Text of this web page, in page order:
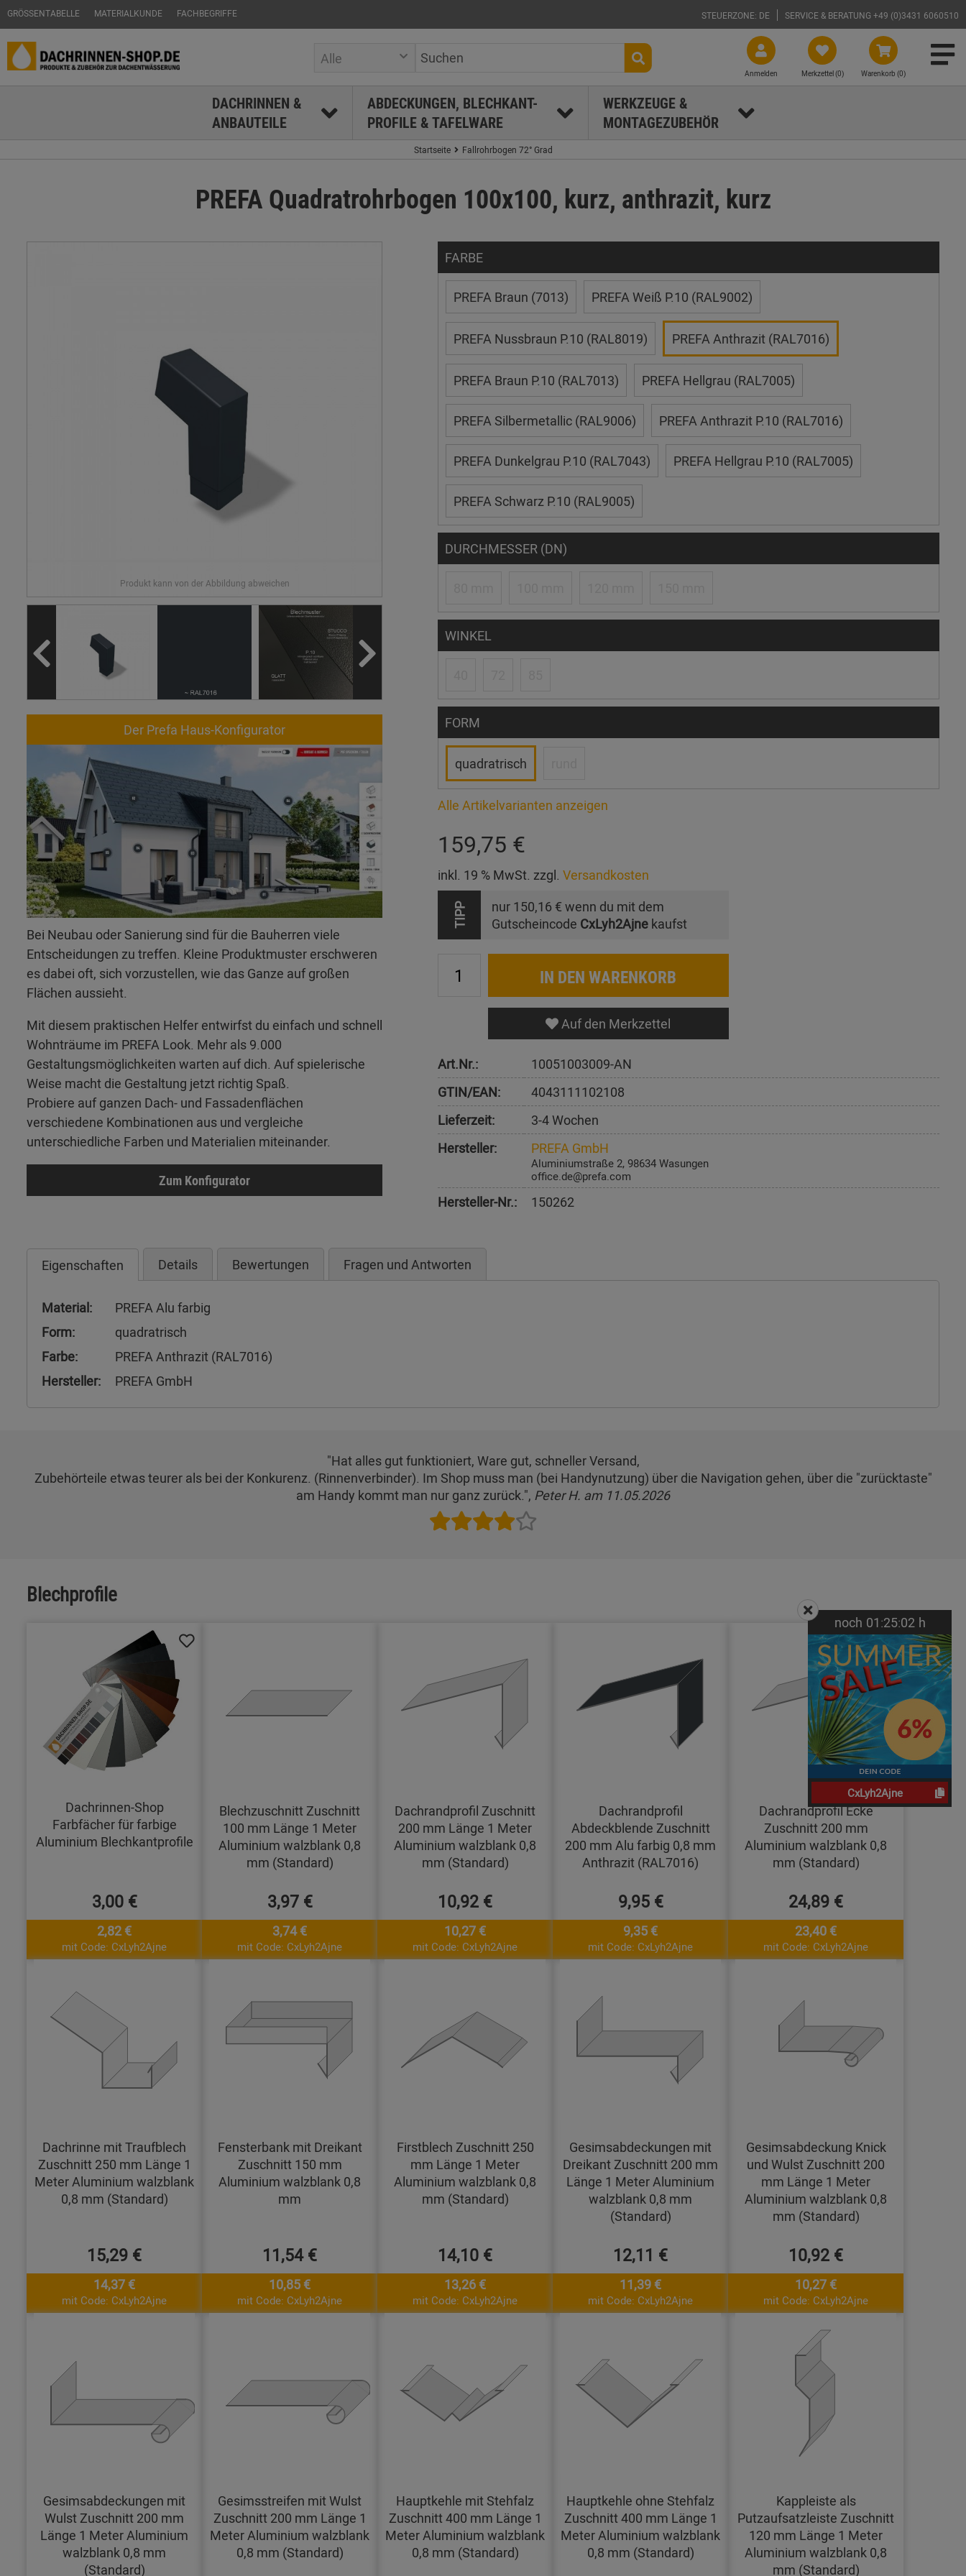
GRÖSSENTABELLE MATERIALKUNDE FACHBEGRIFFE STEUERZONE: DE SERVICE & BERATUNG +49 (0)3431 6060510
Warenkorb (0)
Merkzettel (0)
Anmelden
Alle
DACHRINNEN &
ANBAUTEILE
ABDECKUNGEN, BLECHKANT-
PROFILE & TAFELWARE
WERKZEUGE &
MONTAGEZUBEHÖR
Startseite Fallrohrbogen 72° Grad
PREFA Quadratrohrbogen 100x100, kurz, anthrazit, kurz
Der Prefa Haus-Konfigurator
Bei Neubau oder Sanierung sind für die Bauherren viele
Entscheidungen zu treffen. Kleine Produktmuster erschweren
es dabei oft, sich vorzustellen, wie das Ganze auf großen
Flächen aussieht.
Mit diesem praktischen Helfer entwirfst du einfach und schnell
Wohnträume im PREFA Look. Mehr als 9.000
Gestaltungsmöglichkeiten warten auf dich. Auf spielerische
Weise macht die Gestaltung jetzt richtig Spaß.
Probiere auf ganzen Dach- und Fassadenflächen
verschiedene Kombinationen aus und vergleiche
unterschiedliche Farben und Materialien miteinander.
Zum Konfigurator
FARBE
PREFA Braun (7013) PREFA Weiß P.10 (RAL9002)
PREFA Nussbraun P.10 (RAL8019) PREFA Anthrazit (RAL7016)
PREFA Braun P.10 (RAL7013) PREFA Hellgrau (RAL7005)
PREFA Silbermetallic (RAL9006) PREFA Anthrazit P.10 (RAL7016)
PREFA Dunkelgrau P.10 (RAL7043) PREFA Hellgrau P.10 (RAL7005)
PREFA Schwarz P.10 (RAL9005)
DURCHMESSER (DN)
WINKEL
FORM
quadratrisch
Alle Artikelvarianten anzeigen
159,75 €
inkl. 19 % MwSt. zzgl. Versandkosten
TIPP nur 150,16 € wenn du mit dem
Gutscheincode CxLyh2Ajnekaufst
IN DEN WARENKORB
Auf den Merkzettel
Art.Nr.:
10051003009-AN
GTIN/EAN:
4043111102108
Lieferzeit:
3-4 Wochen
Hersteller:
PREFA GmbH
Aluminiumstraße 2, 98634 Wasungen
office.de@prefa.com
Hersteller-Nr.: 150262
Eigenschaften Details Bewertungen Fragen und Antworten
Material:
PREFA Alu farbig
Form:
quadratrisch
Farbe:
PREFA Anthrazit (RAL7016)
Hersteller:
PREFA GmbH
"Hat alles gut funktioniert, Ware gut, schneller Versand,
Zubehörteile etwas teurer als bei der Konkurenz. (Rinnenverbinder). Im Shop muss man (bei Handynutzung) über die Navigation gehen, über die "zurücktaste"
am Handy kommt man nur ganz zurück.", Peter H. am 11.05.2026
Blechprofile
Dachrinnen-Shop
Farbfächer für farbige
Aluminium Blechkantprofile
3,00 €
2,82 €
mit Code: CxLyh2Ajne
Blechzuschnitt Zuschnitt
100 mm Länge 1 Meter
Aluminium walzblank 0,8
mm (Standard)
3,97 €
3,74 €
mit Code: CxLyh2Ajne
Dachrandprofil Zuschnitt
200 mm Länge 1 Meter
Aluminium walzblank 0,8
mm (Standard)
10,92 €
10,27 €
mit Code: CxLyh2Ajne
Dachrandprofil
Abdeckblende Zuschnitt
200 mm Alu farbig 0,8 mm
Anthrazit (RAL7016)
9,95 €
9,35 €
mit Code: CxLyh2Ajne
Dachrandprofil Ecke
Zuschnitt 200 mm
Aluminium walzblank 0,8
mm (Standard)
24,89 €
23,40 €
mit Code: CxLyh2Ajne
Dachrinne mit Traufblech
Zuschnitt 250 mm Länge 1
Meter Aluminium walzblank
0,8 mm (Standard)
15,29 €
14,37 €
mit Code: CxLyh2Ajne
Fensterbank mit Dreikant
Zuschnitt 150 mm
Aluminium walzblank 0,8
mm
11,54 €
10,85 €
mit Code: CxLyh2Ajne
Firstblech Zuschnitt 250
mm Länge 1 Meter
Aluminium walzblank 0,8
mm (Standard)
14,10 €
13,26 €
mit Code: CxLyh2Ajne
Gesimsabdeckungen mit
Dreikant Zuschnitt 200 mm
Länge 1 Meter Aluminium
walzblank 0,8 mm
(Standard)
12,11 €
11,39 €
mit Code: CxLyh2Ajne
Gesimsabdeckung Knick
und Wulst Zuschnitt 200
mm Länge 1 Meter
Aluminium walzblank 0,8
mm (Standard)
10,92 €
10,27 €
mit Code: CxLyh2Ajne
Gesimsabdeckungen mit
Wulst Zuschnitt 200 mm
Länge 1 Meter Aluminium
walzblank 0,8 mm
(Standard)
Gesimsstreifen mit Wulst
Zuschnitt 200 mm Länge 1
Meter Aluminium walzblank
0,8 mm (Standard)
Hauptkehle mit Stehfalz
Zuschnitt 400 mm Länge 1
Meter Aluminium walzblank
0,8 mm (Standard)
Hauptkehle ohne Stehfalz
Zuschnitt 400 mm Länge 1
Meter Aluminium walzblank
0,8 mm (Standard)
Kappleiste als
Putzaufsatzleiste Zuschnitt
120 mm Länge 1 Meter
Aluminium walzblank 0,8
mm (Standard)
noch 01:25:01 h
CxLyh2Ajne